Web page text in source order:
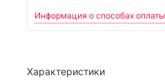
Информация о способах оплаты
Характеристики